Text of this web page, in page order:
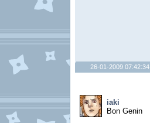
26-01-2009 07:42:34
iaki
Bon Genin